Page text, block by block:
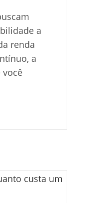
a
renda
a
você